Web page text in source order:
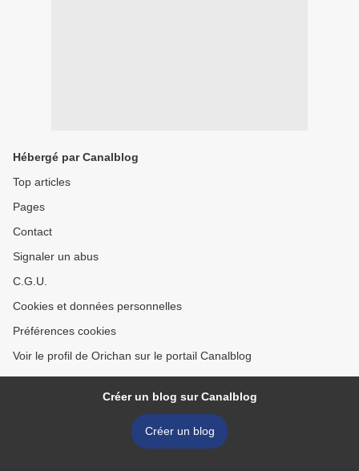
Hébergé par Canalblog
Top articles
Pages
Contact
Signaler un abus
C.G.U.
Cookies et données personnelles
Préférences cookies
Voir le profil de Orichan sur le portail Canalblog
Créer un blog sur Canalblog
Créer un blog